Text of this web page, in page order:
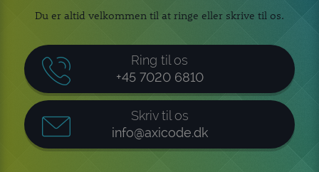
Du er altid velkommen til at ringe eller skrive til os.
Ring til os
+45 7020 6810
Skriv til os
info@axicode.dk